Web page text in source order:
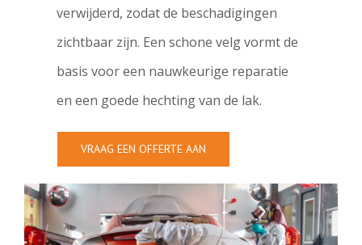
verwijderd, zodat de beschadigingen
zichtbaar zijn. Een schone velg vormt de
basis voor een nauwkeurige reparatie
en een goede hechting van de lak.
VRAAG EEN OFFERTE AAN